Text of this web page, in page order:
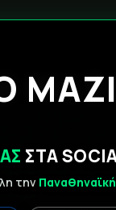
ΣΤΑ
την Παναθηναϊκή